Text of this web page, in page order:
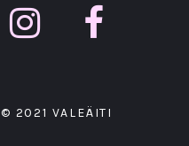
© 2021 VALEÄITI